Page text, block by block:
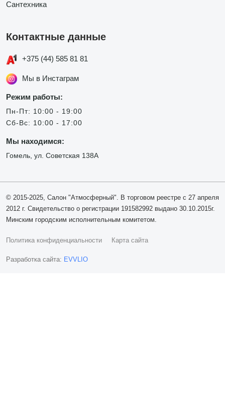
Сантехника
Контактные данные
+375 (44) 585 81 81
Мы в Инстаграм
Режим работы:
Пн-Пт: 10:00 - 19:00
Сб-Вс: 10:00 - 17:00
Мы находимся:
Гомель, ул. Советская 138А
© 2015-2025, Салон "Атмосферный". В торговом реестре с 27 апреля
2012 г. Свидетельство о регистрации 191582992 выдано 30.10.2015г.
Минским городским исполнительным комитетом.
Политика конфиденциальности Карта сайта
Разработка сайта: EVVLIO